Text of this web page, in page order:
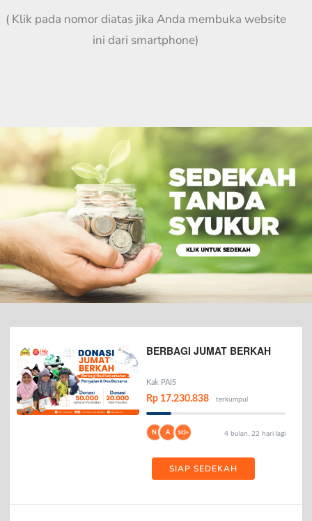
( Klik pada nomor diatas jika Anda membuka website
ini dari smartphone)
BERBAGI JUMAT BERKAH
Kak PAIS
Rp 17.230.838 terkumpul
N A 143+ 4 bulan, 22 hari lagi
SIAP SEDEKAH